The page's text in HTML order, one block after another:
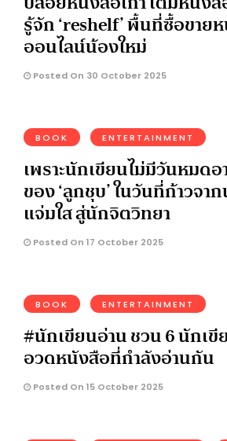
รู้จัก ‘reshelf’ พื้นที่ซื้อขาย
ออนไลน์น้องใหม่
Posted On 30 October 2025
BOOK ENTERTAINMENT
เพราะนักเขียนไม่มีวันหมดอ
ของ ‘ลูกชุบ’ ในวันที่ก้าวจา
แจ่มใส สู่นักจิตวิทยา
Posted On 17 October 2025
BOOK ENTERTAINMENT
#นักเขียนอ่าน ชวน 6 นักเ
อวดหนังสือที่กำลังอ่านกัน
Posted On 15 October 2025